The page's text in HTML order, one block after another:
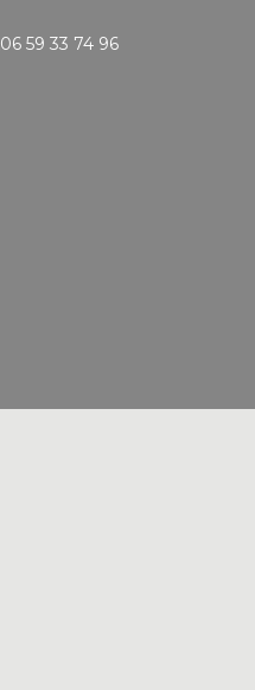
06 59 33 74 96